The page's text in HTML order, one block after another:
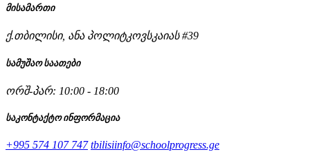
მისამართი
ქ.თბილისი, ანა პოლიტკოვსკაიას #39
სამუშაო საათები
ორშ-პარ: 10:00 - 18:00
საკონტაქტო ინფორმაცია
+995 574 107 747 tbilisiinfo@schoolprogress.ge